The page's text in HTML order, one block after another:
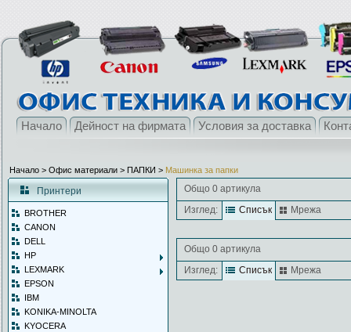
Начало Дейност на фирмата Условия за доставка
Начало > Офис материали > ПАПКИ > Машинка за папки
Принтери
BROTHER
CANON
DELL
HP
LEXMARK
EPSON
IBM
KONIKA-MINOLTA
KYOCERA
Общо 0 артикула
Изглед:
Списък Мрежа
Общо 0 артикула
Изглед:
Списък Мрежа